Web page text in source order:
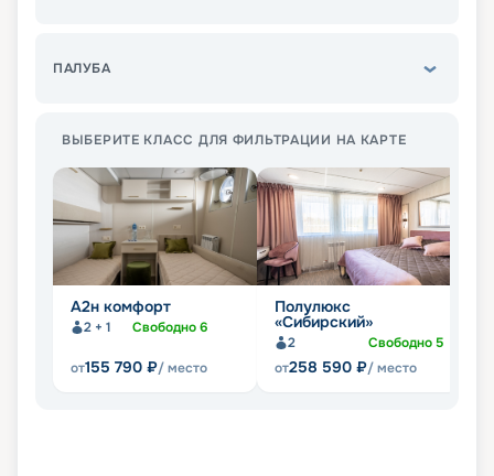
ПАЛУБА
ВЫБЕРИТЕ КЛАСС ДЛЯ ФИЛЬТРАЦИИ НА КАРТЕ
А2н комфорт
2 + 1 Свободно6
от155 790 ₽/ место
Полулюкс
«Сибирский»
2 Свободно5
от258 590 ₽/ место